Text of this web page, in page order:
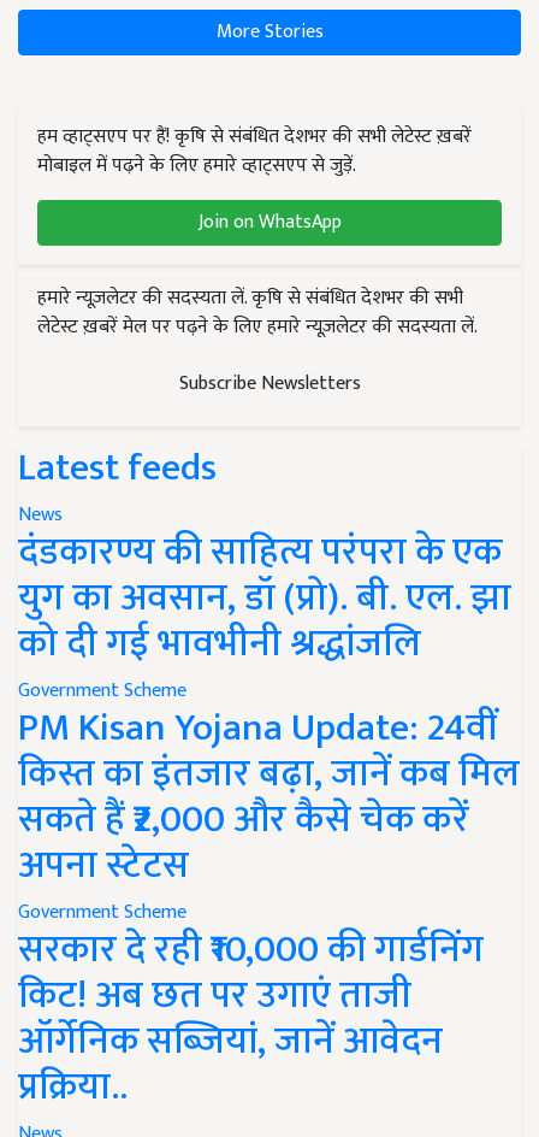
More Stories
हम व्हाट्सएप पर हैं! कृषि से संबंधित देशभर की सभी लेटेस्ट ख़बरें
मोबाइल में पढ़ने के लिए हमारे व्हाट्सएप से जुड़ें.
Join on WhatsApp
हमारे न्यूज़लेटर की सदस्यता लें. कृषि से संबंधित देशभर की सभी
लेटेस्ट ख़बरें मेल पर पढ़ने के लिए हमारे न्यूज़लेटर की सदस्यता लें.
Subscribe Newsletters
Latest feeds
News
दंडकारण्य की साहित्य परंपरा के एक
युग का अवसान, डॉ (प्रो). बी. एल. झा
को दी गई भावभीनी श्रद्धांजलि
Government Scheme
PM Kisan Yojana Update: 24वीं
किस्त का इंतजार बढ़ा, जानें कब मिल
सकते हैं ₹2,000 और कैसे चेक करें
अपना स्टेटस
Government Scheme
सरकार दे रही ₹10,000 की गार्डनिंग
किट! अब छत पर उगाएं ताजी
ऑर्गेनिक सब्जियां, जानें आवेदन
प्रक्रिया..